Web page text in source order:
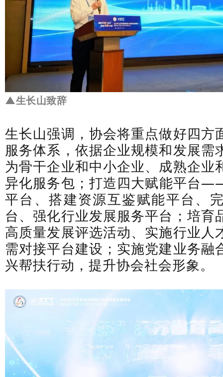
▲生长山致辞
生长山强调，协会将重点做好四方
服务体系，依据企业规模和发展需
为骨干企业和中小企业、成熟企业
异化服务包；打造四大赋能平台
平台、搭建资源互鉴赋能平台、
台、强化行业发展服务平台；培育
高质量发展评选活动、实施行业人
需对接平台建设；实施党建业务融
兴帮扶行动，提升协会社会形象。